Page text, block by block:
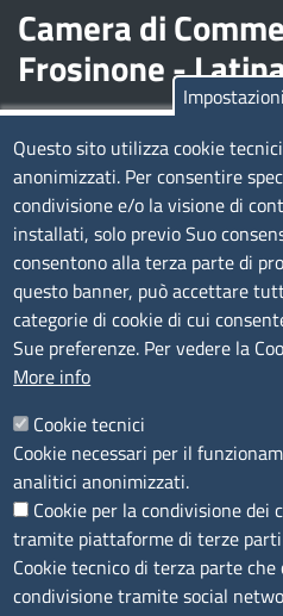
Camera di
Frosinone -
Contatti
Sede Legale di Latina: Viale
tel. 0773/6721
Sede di Frosinone: Via
tel. 0775/2751
Pec
Ufficio relazioni con il
Codice Fiscale e Partita
Codice univoco ufficio
Seguici su
Questo sito utilizza cookie
anonimizzati. Per consentire
condivisione e/o la visione di
installati, solo previo Suo
consentono alla terza parte di
questo banner, può accettare
categorie di cookie di cui
Sue preferenze. Per vedere la
More info
Cookie tecnici
Cookie necessari per il
analitici anonimizzati.
Cookie per la condivisione
tramite piattaforme di terze parti
Cookie tecnico di terza parte
condivisione tramite social